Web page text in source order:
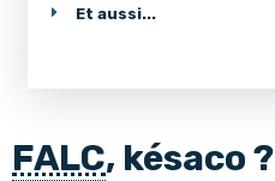
Et aussi...
FALC, késaco ?